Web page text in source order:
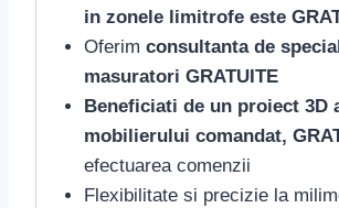
in zonele limitrofe este
Oferim consultanta de
masuratori GRATUITE
Beneficiati de un proiect 3D
mobilierului comandat,
efectuarea comenzii
Flexibilitate si precizie la